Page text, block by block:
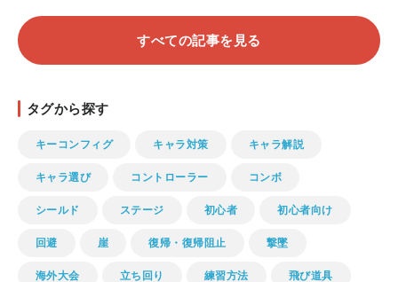
すべての記事を見る
タグから探す
キーコンフィグ キャラ対策 キャラ解説
キャラ選び コントローラー コンボ
シールド ステージ 初心者 初心者向け
回避 崖 復帰・復帰阻止 撃墜
海外大会 立ち回り 練習方法 飛び道具